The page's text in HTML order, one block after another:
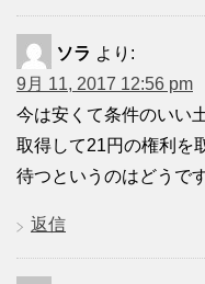
ソラ より:
9月 11, 2017 12:56 pm
今は安くて条件のいい
取得して21円の権利を
待つというのはどうで
返信